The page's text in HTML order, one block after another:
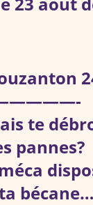
Nos groupes
te
pannes?